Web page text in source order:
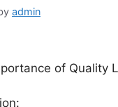
admin
of Quality